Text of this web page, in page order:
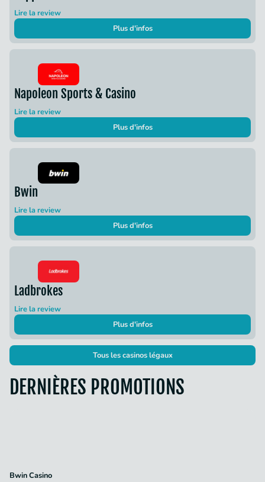
Lire la review
Plus d'infos
Napoleon Sports & Casino
Lire la review
Plus d'infos
Bwin
Lire la review
Plus d'infos
Ladbrokes
Lire la review
Plus d'infos
Tous les casinos légaux
DERNIÈRES PROMOTIONS
Bwin Casino